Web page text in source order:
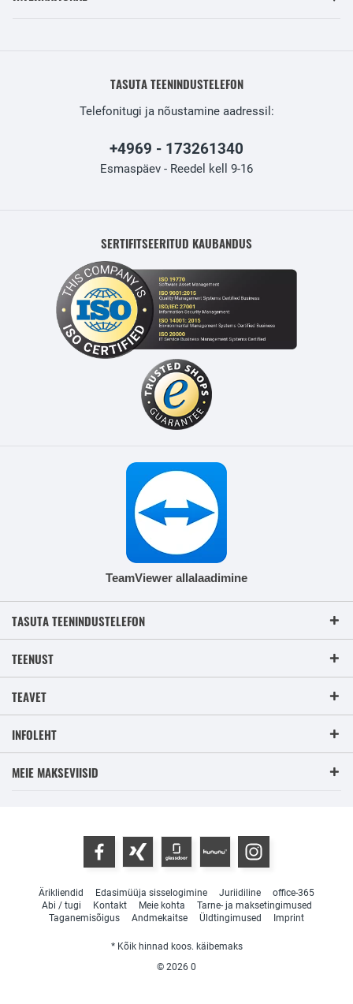
TASUTA TEENINDUSTELEFON
Telefonitugi ja nõustamine aadressil:
+4969 - 173261340
Esmaspäev - Reedel kell 9-16
SERTIFITSEERITUD KAUBANDUS
TeamViewer allalaadimine
TASUTA TEENINDUSTELEFON
TEENUST
TEAVET
INFOLEHT
MEIE MAKSEVIISID
Ärikliendid Edasimüüja sisselogimine Juriidiline
office-365
Abi / tugi
Kontakt Meie kohta
Tarne- ja maksetingimused
Taganemisõigus
Andmekaitse Üldtingimused Imprint
* Kõik hinnad koos. käibemaks
© 2026 0